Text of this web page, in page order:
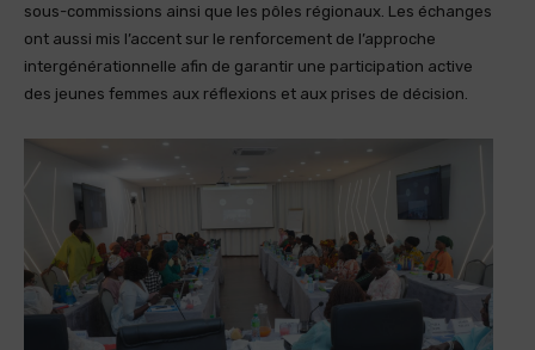
sous-commissions ainsi que les pôles régionaux. Les échanges
ont aussi mis l’accent sur le renforcement de l’approche
intergénérationnelle afin de garantir une participation active
des jeunes femmes aux réflexions et aux prises de décision.